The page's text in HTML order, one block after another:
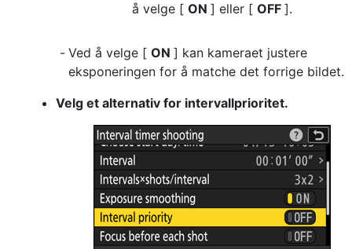
å velge [ ON ] eller [ OFF ].
Ved å velge [ ON ] kan kameraet justere
eksponeringen for å matche det forrige bildet.
Velg et alternativ for intervallprioritet.